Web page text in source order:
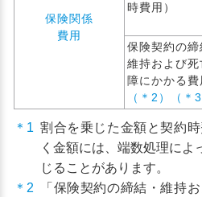
保険関係
費用
時費用）
保険契約の締
維持および死
障にかかる費
（＊2）（＊3
＊1 割合を乗じた金額と契約
く金額には、端数処理によ
じることがあります。
＊2
「保険契約の締結・維持